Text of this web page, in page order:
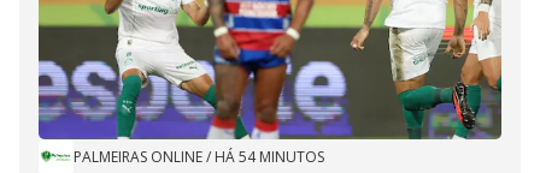
PALMEIRAS ONLINE/ HÁ 54 MINUTOS